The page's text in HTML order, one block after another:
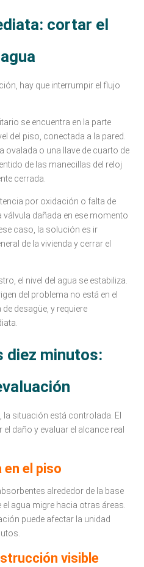
cortar el
hay que interrumpir el flujo
se encuentra en la parte
del piso, conectada a la pared.
ovalada o una llave de cuarto de
de las manecillas del reloj
cerrada.
por oxidación o falta de
válvula dañada en ese momento
caso, la solución es ir
de la vivienda y cerrar el
el nivel del agua se estabiliza.
del problema no está en el
desagüe, y requiere
diez minutos:
situación está controlada. El
daño y evaluar el alcance real
en el piso
alrededor de la base
agua migre hacia otras áreas.
puede afectar la unidad
visible